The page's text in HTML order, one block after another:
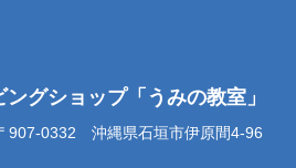
グショップ「うみの教室」
907-0332 沖縄県石垣市伊原間4-96